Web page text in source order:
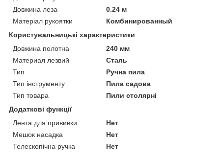
Довжина леза
0.24 м
Матеріал рукоятки
Комбинированный
Користувальницькі характеристики
Довжина полотна
240 мм
Материал лезвий
Сталь
Тип
Ручна пила
Тип інструменту
Пила садова
Тип товара
Пили столярні
Додаткові функції
Лента для прививки
Нет
Мешок насадка
Нет
Телескопічна ручка
Нет